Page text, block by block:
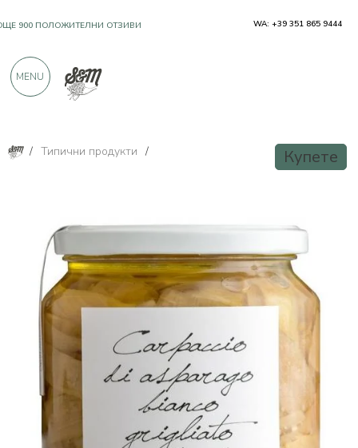
/ Типични продукти / Купете
900 ПОЛОЖИТЕЛНИ ОТЗИВИ WA: +39 351 865 9444
MENU